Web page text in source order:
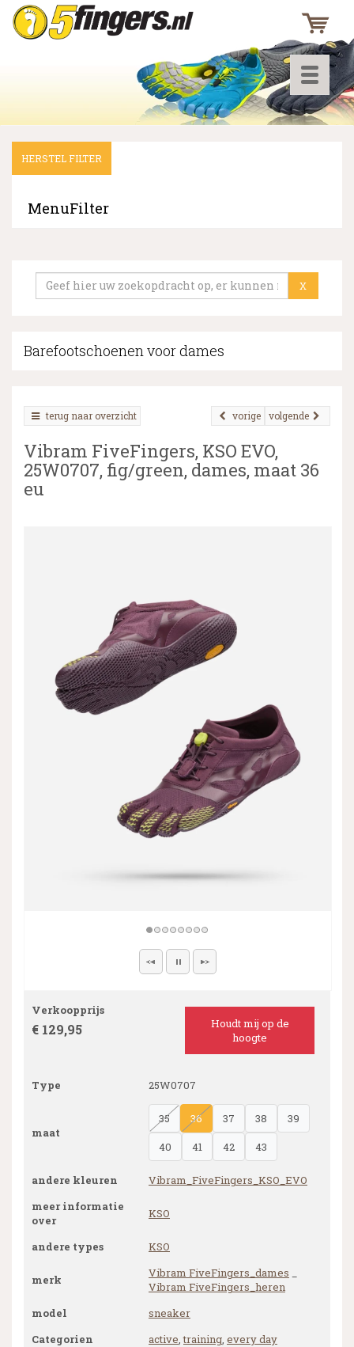
Toggle
▼
▼
HERSTEL FILTER
MenuFilter
X
Barefootschoenen voor dames
terug naar overzicht volgende
vorige
Vibram FiveFingers, KSO EVO,
25W0707, fig/green, dames, maat 36
eu
Verkoopprijs
€ 129,95
Houdt mij op de
hoogte
Type 25W0707
maat
35 36 37 38
39
40
41 42 43
andere kleuren
Vibram_FiveFingers_KSO_EVO
meer informatie
over
KSO
andere types KSO
merk Vibram FiveFingers_dames
Vibram FiveFingers_heren
model
sneaker
Categorien
active,training, every day